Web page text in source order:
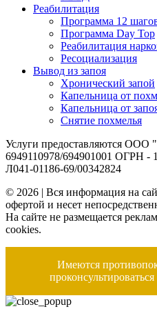
Реабилитация
Программа 12
Программа Day Top
Реабилитация
Ресоциализация
Вывод из запоя
Хронический запой
Капельница от
Капельница от
Снятие похмелья
Услуги предоставляются
6949110978/694901001 ОГРН
Л041-01186-69/00342824
© 2026 | Вся информация на
офертой и несет
На сайте не размещается
cookies.
Имеются